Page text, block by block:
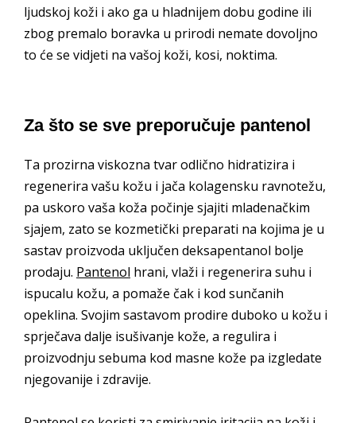
ljudskoj koži i ako ga u hladnijem dobu godine ili
zbog premalo boravka u prirodi nemate dovoljno
to će se vidjeti na vašoj koži, kosi, noktima.
Za što se sve preporučuje pantenol
Ta prozirna viskozna tvar odlično hidratizira i
regenerira vašu kožu i jača kolagensku ravnotežu,
pa uskoro vaša koža počinje sjajiti mladenačkim
sjajem, zato se kozmetički preparati na kojima je u
sastav proizvoda uključen deksapentanol bolje
prodaju. Pantenol hrani, vlaži i regenerira suhu i
ispucalu kožu, a pomaže čak i kod sunčanih
opeklina. Svojim sastavom prodire duboko u kožu i
sprječava dalje isušivanje kože, a regulira i
proizvodnju sebuma kod masne kože pa izgledate
njegovanije i zdravije.